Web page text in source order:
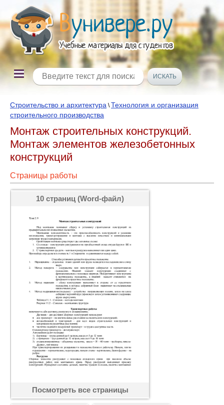
Строительство и архитектура \Технология и организация
строительного производства
Монтаж строительных конструкций.
Монтаж элементов железобетонных
конструкций
Страницы работы
10 страниц (Word-файл)
Посмотреть все страницы